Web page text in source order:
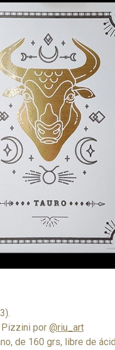
por @riu_art
de 160 grs, libre de